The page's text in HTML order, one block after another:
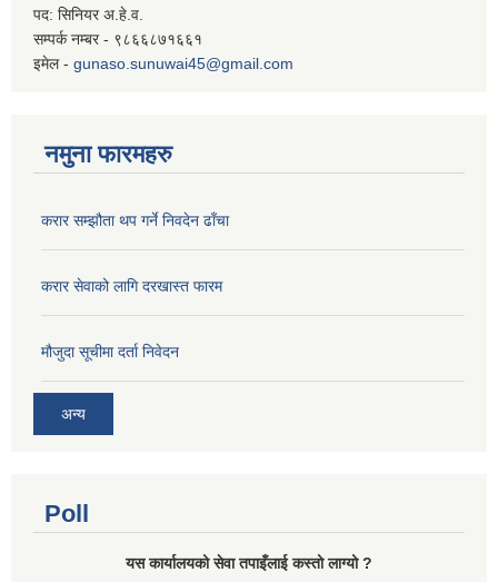
पद: सिनियर अ.हे.व.
सम्पर्क नम्बर - ९८६६८७१६६१
इमेल - gunaso.sunuwai45@gmail.com
नमुना फारमहरु
करार सम्झौता थप गर्ने निवदेन ढाँचा
करार सेवाको लागि दरखास्त फारम
मौजुदा सूचीमा दर्ता निवेदन
अन्य
Poll
यस कार्यालयको सेवा तपाइँलाई कस्तो लाग्यो ?